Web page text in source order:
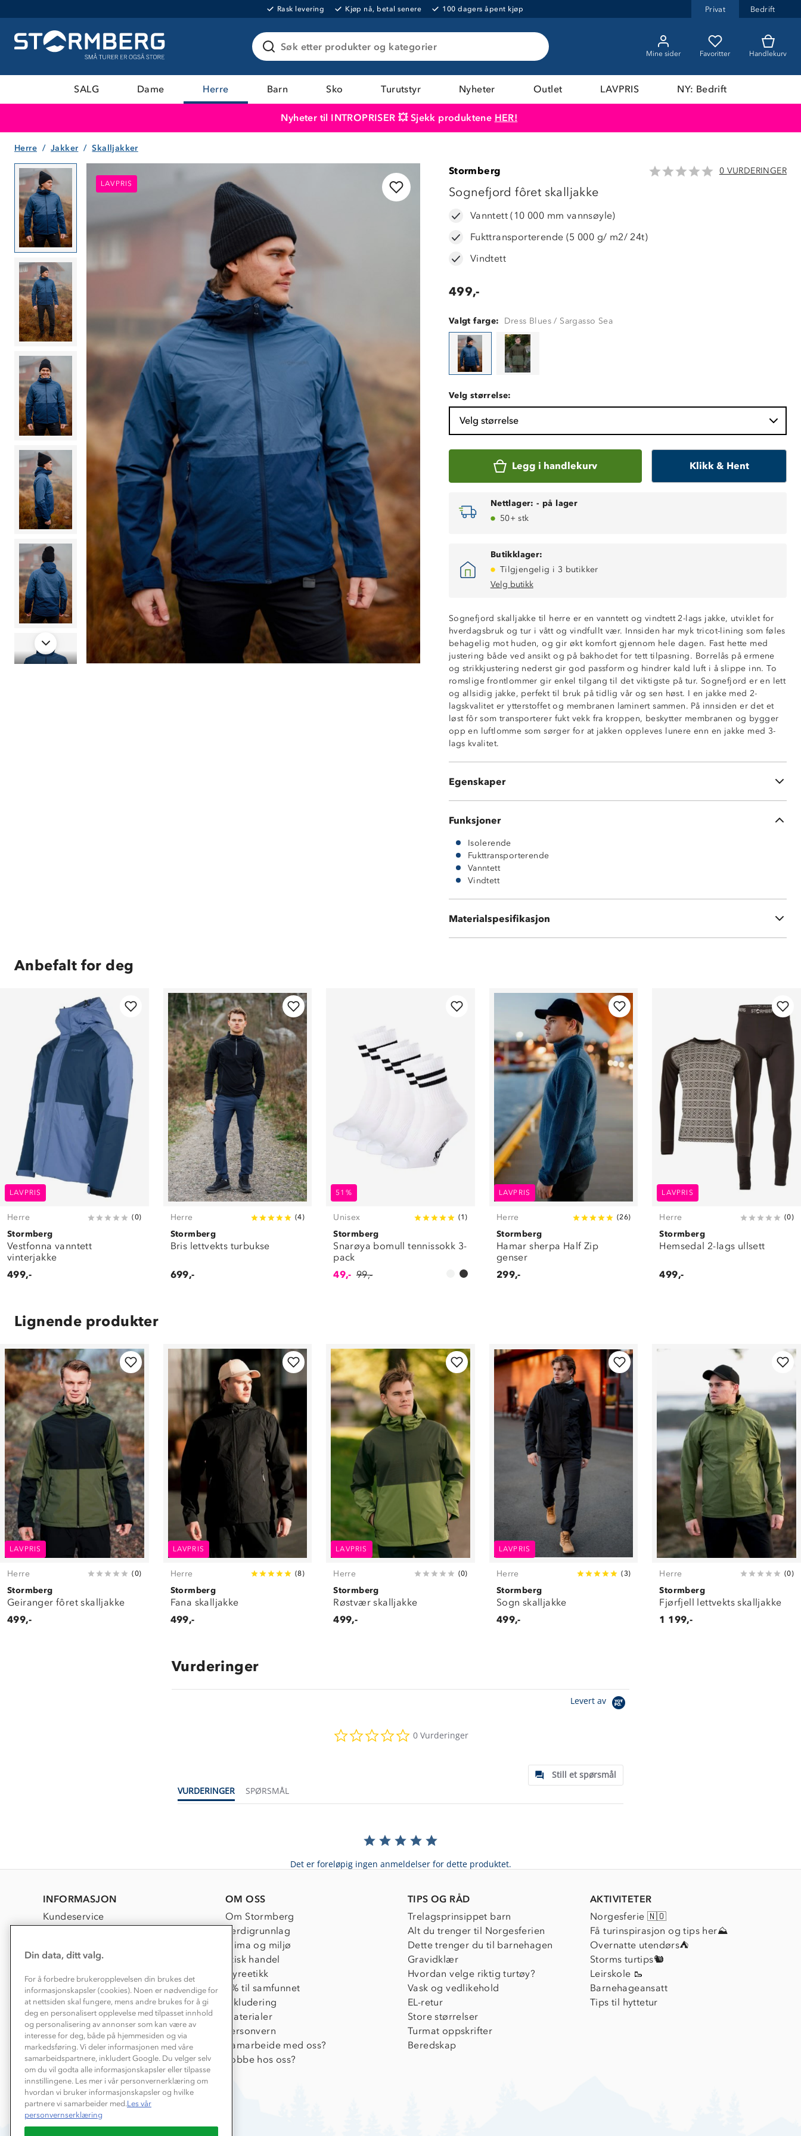
Rask levering Kjøp nå, betal senere 100 dagers åpent kjøp Privat Bedrift
Søk etter produkter og kategorier
Mine sider Favoritter Handlekurv
SALG Dame Herre Barn Sko Turutstyr Nyheter Outlet LAVPRIS NY: Bedrift
Nyheter til INTROPRISER 💥 Sjekk produktene HER!
Herre Jakker Skalljakker
LAVPRIS
LAVPRIS
Stormberg 0 VURDERINGER
Sognefjord fôret skalljakke
Vanntett (10 000 mm vannsøyle)
Fukttransporterende (5 000 g/ m2/ 24t)
Vindtett
499,-
Valgt farge: Dress Blues / Sargasso Sea
Velg størrelse:
Velg størrelse
Legg i handlekurv Klikk & Hent
Nettlager: - på lager
50+ stk
Butikklager:
Tilgjengelig i 3 butikker
Velg butikk
Sognefjord skalljakke til herre er en vanntett og vindtett 2-lags jakke, utviklet for
hverdagsbruk og tur i vått og vindfullt vær. Innsiden har myk tricot-lining som føles
behagelig mot huden, og gir økt komfort gjennom hele dagen. Fast hette med
justering både ved ansikt og på bakhodet for tett tilpasning. Borrelås på ermene
og strikkjustering nederst gir god passform og hindrer kald luft i å slippe inn. To
romslige frontlommer gir enkel tilgang til det viktigste på tur. Sognefjord er en lett
og allsidig jakke, perfekt til bruk på tidlig vår og sen høst. I en jakke med 2-
lagskvalitet er ytterstoffet og membranen laminert sammen. På innsiden er det et
løst fôr som transporterer fukt vekk fra kroppen, beskytter membranen og bygger
opp en luftlomme som sørger for at jakken oppleves lunere enn en jakke med 3-
lags kvalitet.
Egenskaper
Vanntett (10 000 mm vannsøyle)
Fukttransporterende (5 000 g/ m2/ 24t)
Vindtett
2-lagsskall
Lettvektsjakke
Tricot fôr på innsiden
Fast hette med justering for ansikt og bakhodet
Strikkstramming nede i sidene
Borrelåstramming på ermene
Knagghempe på innside i nakken
Funksjoner
Isolerende
Fukttransporterende
Vanntett
Vindtett
Materialspesifikasjon
100 % polyester
Anbefalt for deg
LAVPRIS
Herre (0)
Stormberg
Vestfonna vanntett
vinterjakke
499,-
Herre (4)
Stormberg
Bris lettvekts turbukse
699,-
51%
Unisex (1 )
Stormberg
Snarøya bomull tennissokk 3-
pack
49,- 99,-
LAVPRIS
Herre (26)
Stormberg
Hamar sherpa Half Zip
genser
299,-
LAVPRIS
Herre (0)
Stormberg
Hemsedal 2-lags ullsett
499,-
Lignende produkter
LAVPRIS
Herre (0)
Stormberg
Geiranger fôret skalljakke
499,-
LAVPRIS
Herre (8)
Stormberg
Fana skalljakke
499,-
LAVPRIS
Herre (0)
Stormberg
Røstvær skalljakke
499,-
LAVPRIS
Herre (3)
Stormberg
Sogn skalljakke
499,-
Herre (0)
Stormberg
Fjørfjell lettvekts skalljakke
1 199,-
Vurderinger
Levert av
star
0 Vurderinger
Still et spørsmål
VURDERINGER
SPØRSMÅL
Det er foreløpig ingen anmeldelser for dette produktet.
INFORMASJON
Kundeservice
Kundeklubb
Våre butikker
Bedrift, barnehage og SFO
Presse
OM OSS
Om Stormberg
Verdigrunnlag
Klima og miljø
Etisk handel
Dyreetikk
1% til samfunnet
Inkludering
Materialer
Personvern
Samarbeide med oss?
Jobbe hos oss?
TIPS OG RÅD
Trelagsprinsippet barn
Alt du trenger til Norgesferien
Dette trenger du til barnehagen
Gravidklær
Hvordan velge riktig turtøy?
Vask og vedlikehold
EL-retur
Store størrelser
Turmat oppskrifter
Beredskap
AKTIVITETER
Norgesferie 🇳🇴
Få turinspirasjon og tips her⛰
Overnatte utendørs⛺
Storms turtips🐿️
Leirskole 🥾
Barnehageansatt
Tips til hyttetur
Din data, ditt valg.
For å forbedre brukeropplevelsen din brukes det
informasjonskapsler (cookies). Noen er nødvendige for
at nettsiden skal fungere, mens andre brukes for å gi
deg en personalisert opplevelse med tilpasset innhold
og personalisering av annonser som kan være av
interesse for deg, både på hjemmesiden og via
markedsføring. Vi deler informasjonen med våre
samarbeidspartnere, inkludert Google. Du velger selv
om du vil godta alle informasjonskapsler eller tilpasse
innstillingene. Les mer i vår personvernerklæring om
hvordan vi bruker informasjonskapsler og hvilke
partnere vi samarbeider med.Les vår
personvernserklæring